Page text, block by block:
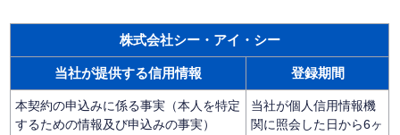
株式会社シー・アイ・シー
当社が提供する信用情報 登録期間
本契約の申込みに係る事実（本人を特定
するための情報及び申込みの事実）
当社が個人信用情報機
関に照会した日から6ヶ